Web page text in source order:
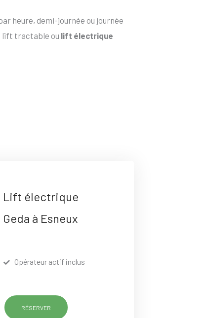
heure, demi-journée ou journée
lift tractable ou lift électrique
Lift électrique
Geda à Esneux
Opérateur actif inclus
RÉSERVER